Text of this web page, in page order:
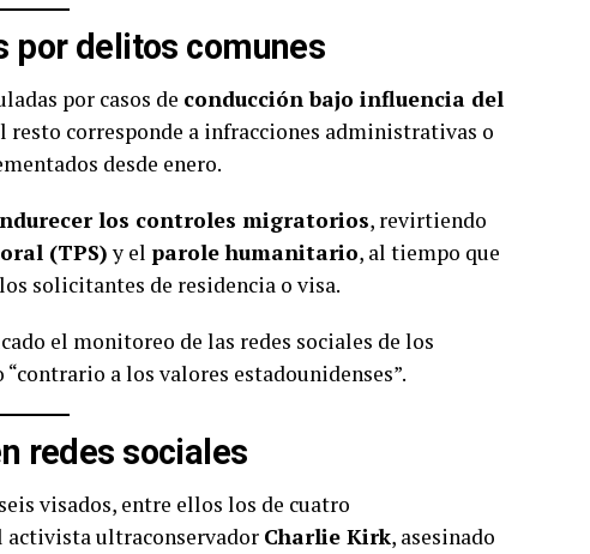
por delitos comunes
por casos de conducción bajo influencia del
resto corresponde a infracciones administrativas o
desde enero.
los controles migratorios, revirtiendo
(TPS)y el parole humanitario, al tiempo que
solicitantes de residencia o visa.
el monitoreo de las redes sociales de los
a los valores estadounidenses”.
redes sociales
visados, entre ellos los de cuatro
activista ultraconservador Charlie Kirk, asesinado